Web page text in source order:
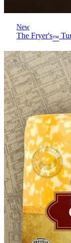
New
The Fryer's™